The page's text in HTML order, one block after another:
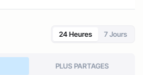
24 Heures 7 Jours
PLUS PARTAGES